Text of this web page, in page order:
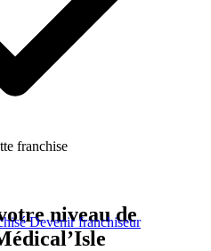
Devenir franchiseur
franchise
niveau de